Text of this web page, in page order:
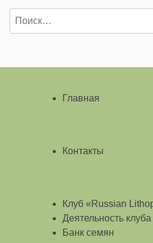
Найти:
Главная
Контакты
Клуб «Russian
Деятельность клуба
Банк семян